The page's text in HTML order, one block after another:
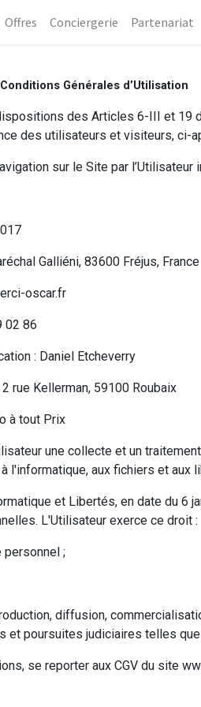
Offres Conciergerie Partenariat
Générales d’Utilisation
des Articles 6-III et 19
des utilisateurs et visiteurs, ci-
sur le Site par
Galliéni, 83600 Fréjus, France
oscar.fr
02 86
: Daniel Etcheverry
rue Kellerman, 59100 Roubaix
à tout Prix
une collecte et un
l'informatique, aux fichiers et aux
et Libertés, en date du
L'Utilisateur exerce ce droit :
;
diffusion,
et poursuites judiciaires telles
se reporter aux CGV du site